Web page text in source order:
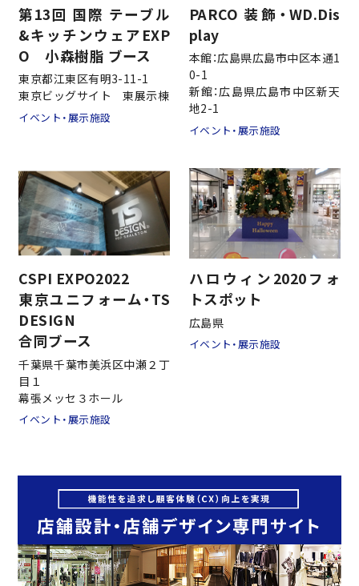
会社情報
事業案内
施工実績
新事業
採用情報
第13回 国際 テーブル
&キッチンウェアEXP
O 小森樹脂 ブース
東京都江東区有明3-11-1
東京ビッグサイト 東展示棟
イベント・展示施設
PARCO 装飾・WD.Dis
play
本館：広島県広島市中区本通1
0-1
新館：広島県広島市中区新天
地2-1
イベント・展示施設
CSPI EXPO2022
東京ユニフォーム・TS
DESIGN
合同ブース
千葉県千葉市美浜区中瀬２丁
目１
幕張メッセ３ホール
イベント・展示施設
ハロウィン2020フォ
トスポット
広島県
イベント・展示施設